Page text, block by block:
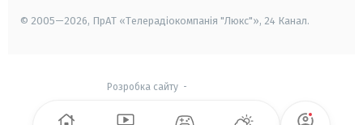
© 2005—2026, ПрАТ «Телерадіокомпанія "Люкс"», 24 Канал.
Розробка сайту-